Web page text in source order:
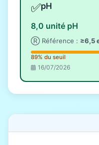
✅pH
8,0 unité pH
Ⓡ Référence : ≥6,5
89% du seuil
16/07/2026
Fenêtres